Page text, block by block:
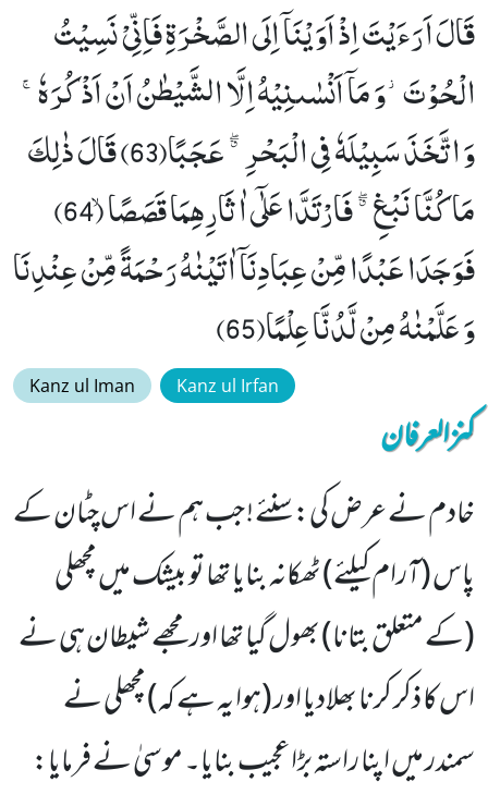
قَالَ اَرَءَیْتَ اِذْ اَوَیْنَاۤ اِلَى الصَّخْرَةِ فَاِنِّیْ نَسِیْتُ
الْحُوْتَ٘-وَ مَاۤ اَنْسٰىنِیْهُ اِلَّا الشَّیْطٰنُ اَنْ اَذْكُرَهٗۚ-
وَ اتَّخَذَ سَبِیْلَهٗ فِی الْبَحْرِ ﳓ عَجَبًا(63) قَالَ ذٰلِكَ
مَا كُنَّا نَبْغِ ﳓ فَارْتَدَّا عَلٰۤى اٰثَارِهِمَا قَصَصًاۙ (64)
فَوَجَدَا عَبْدًا مِّنْ عِبَادِنَاۤ اٰتَیْنٰهُ رَحْمَةً مِّنْ عِنْدِنَا
وَ عَلَّمْنٰهُ مِنْ لَّدُنَّا عِلْمًا(65)
Kanz ul Iman Kanz ul Irfan
کنزالعرفان
خادم نے عرض کی: سنئے ! جب ہم نے اس چٹان کے
پاس (آرام کیلئے) ٹھکانہ بنایا تھا تو بیشک میں مچھلی
(کے متعلق بتانا) بھول گیا تھا اور مجھے شیطان ہی نے
اس کا ذکر کرنا بھلادیا اور (ہوا یہ ہے کہ) مچھلی نے
سمندر میں اپنا راستہ بڑا عجیب بنایا۔ موسیٰ نے فرمایا: